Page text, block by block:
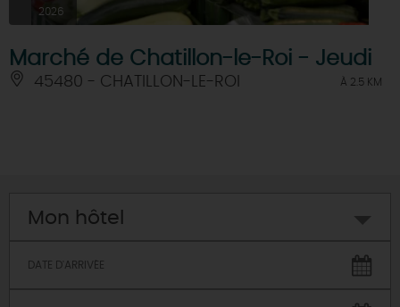
2026
Marché de Chatillon-le-Roi - Jeudi
45480 - CHATILLON-LE-ROI À 2.5 KM
Mon hôtel